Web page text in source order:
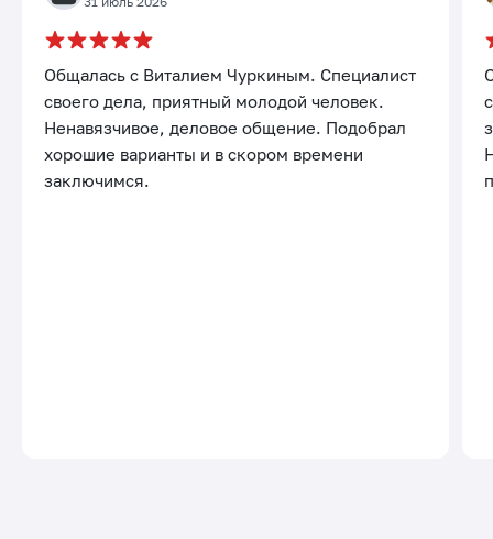
Общалась с Виталием Чуркиным. Специалист
своего дела, приятный молодой человек.
Ненавязчивое, деловое общение. Подобрал
хорошие варианты и в скором времени
заключимся.